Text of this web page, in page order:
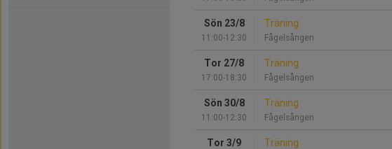
Sön 23/8
11:00-12:30
Träning
Fågelsången
Tor 27/8
17:00-18:30
Träning
Fågelsången
Sön 30/8
11:00-12:30
Träning
Fågelsången
Tor 3/9 Träning